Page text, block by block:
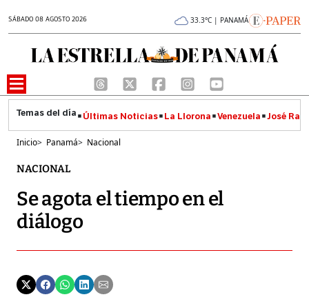
SÁBADO 08 AGOSTO 2026 33.3°C | PANAMÁ
Últimas Noticias La Llorona Venezuela José
Inicio> Panamá> Nacional
NACIONAL
Se agota el tiempo en el
diálogo